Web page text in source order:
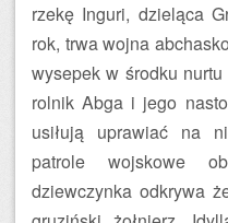
rzekę Inguri, dzieląca
rok, trwa wojna
wysepek w środku
rolnik Abga i jego
usiłują uprawiać na
patrole wojskowe
dziewczynka odkrywa